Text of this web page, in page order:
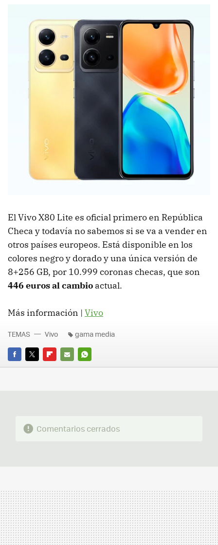
El Vivo X80 Lite es oficial primero en República
Checa y todavía no sabemos si se va a vender en
otros países europeos. Está disponible en los
colores negro y dorado y una única versión de
8+256 GB, por 10.999 coronas checas, que son
446 euros al cambio actual.
Más información | Vivo
FACEBOOK
TWITTERFLIPBOARD
E-
WHATSAPP
TEMAS Vivo gama media
Comentarios cerrados